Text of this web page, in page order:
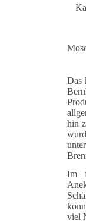
Das
hin
Im
viel